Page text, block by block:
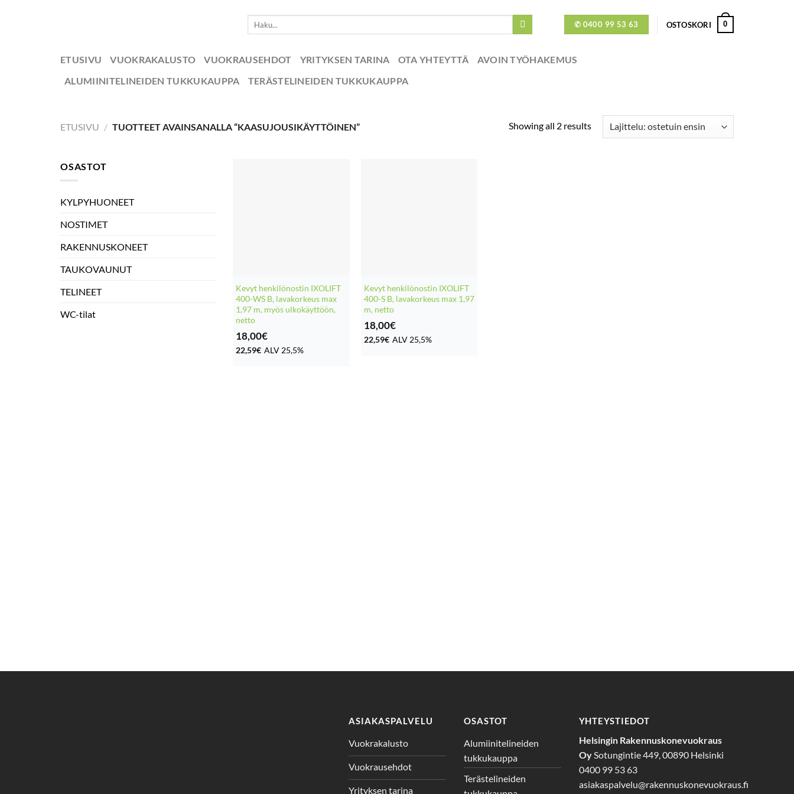
✆ 0400 99 53 63 OSTOSKORI 0
ETUSIVU VUOKRAKALUSTO VUOKRAUSEHDOT YRITYKSEN TARINA OTA YHTEYTTÄ
AVOIN TYÖHAKEMUS
ALUMIINITELINEIDEN TUKKUKAUPPA
TERÄSTELINEIDEN TUKKUKAUPPA
ETUSIVU / TUOTTEET AVAINSANALLA “KAASUJOUSIKÄYTTÖINEN” Showing all 2 results
OSASTOT
KYLPYHUONEET
NOSTIMET
RAKENNUSKONEET
TAUKOVAUNUT
TELINEET
WC-tilat
Kevyt henkilönostin IXOLIFT
400-WS B, lavakorkeus max
1,97 m, myös ulkokäyttöön,
netto
18,00€
22,59€ ALV 25,5%
Kevyt henkilönostin IXOLIFT
400-S B, lavakorkeus max 1,97
m, netto
18,00€
22,59€ ALV 25,5%
ASIAKASPALVELU
Vuokrakalusto
Vuokrausehdot
Yrityksen tarina
OSASTOT
Alumiinitelineiden
tukkukauppa
Terästelineiden
YHTEYSTIEDOT
Helsingin Rakennuskonevuokraus
Oy Sotungintie 449, 00890 Helsinki
0400 99 53 63
asiakaspalvelu@rakennuskonevuokraus.fi